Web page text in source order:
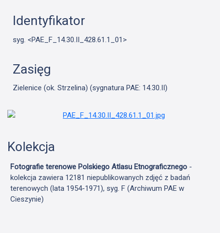
Identyfikator
syg. <PAE_F_14.30.II_428.61.1_01>
Zasięg
Zielenice (ok. Strzelina) (sygnatura PAE: 14.30.II)
Kolekcja
Fotografie terenowe Polskiego Atlasu Etnograficznego -
kolekcja zawiera 12181 niepublikowanych zdjęć z badań
terenowych (lata 1954-1971), syg. F (Archiwum PAE w
Cieszynie)